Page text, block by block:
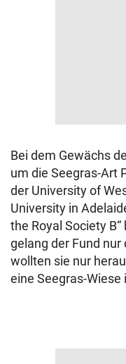
Bei dem Gewächs
um die Seegras-Art
der University of
University in
the Royal Society
gelang der Fund
wollten sie nur
eine Seegras-